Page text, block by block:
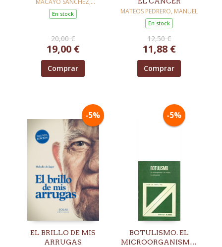
MACAYO SÁNCHEZ,
ESPERANZA
En stock
20,00 €
19,00 €
Comprar
MATEOS PEDRERO, MANUEL
En stock
12,50 €
11,88 €
Comprar
-5%
EL BRILLO DE MIS
ARRUGAS
-5%
BOTULISMO. EL
MICROORGANISMO,